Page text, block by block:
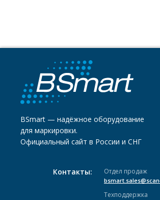
BSmart — надёжное оборудование
для маркировки.
Официальный сайт в России и СНГ
Техподдержка
Отдел продаж
Контакты: